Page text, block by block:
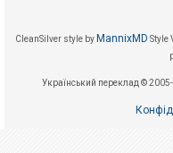
CleanSilver style by MannixMD Style
Український переклад ©